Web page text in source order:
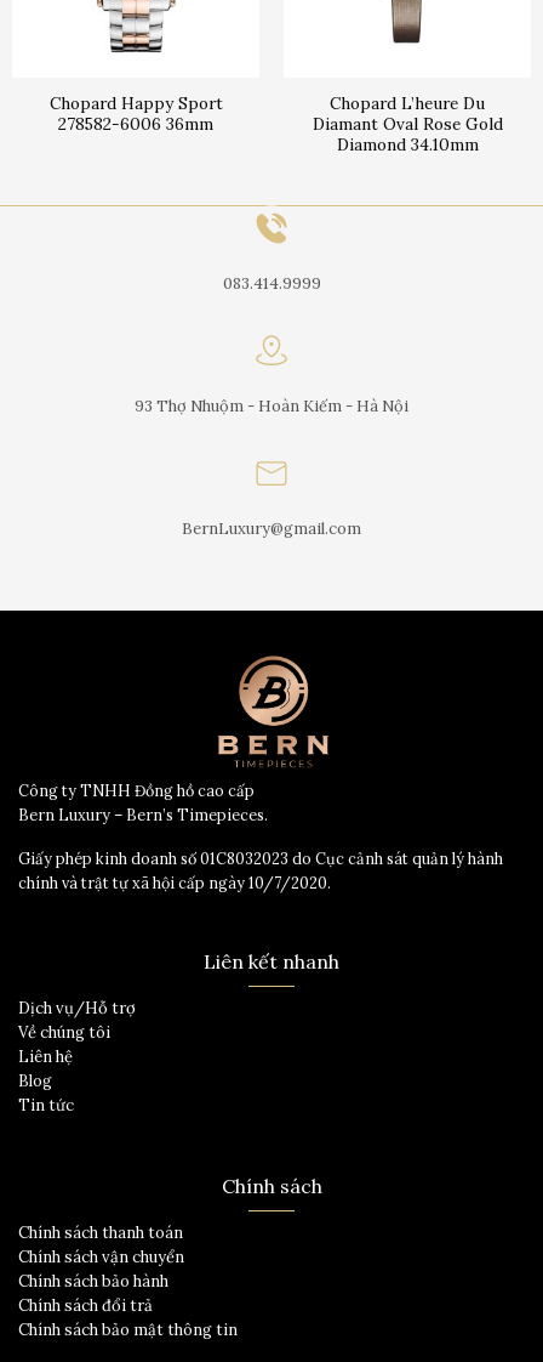
Chopard Happy Sport
278582-6006 36mm
Chopard L’heure Du
Diamant Oval Rose Gold
Diamond 34.10mm
083.414.9999
93 Thợ Nhuộm - Hoàn Kiếm - Hà Nội
BernLuxury@gmail.com
Công ty TNHH Đồng hồ cao cấp
Bern Luxury – Bern’s Timepieces.
Giấy phép kinh doanh số 01C8032023 do Cục cảnh sát quản lý hành
chính và trật tự xã hội cấp ngày 10/7/2020.
Liên kết nhanh
Dịch vụ/Hỗ trợ
Về chúng tôi
Liên hệ
Blog
Tin tức
Chính sách
Chính sách thanh toán
Chính sách vận chuyển
Chính sách bảo hành
Chính sách đổi trả
Chính sách bảo mật thông tin